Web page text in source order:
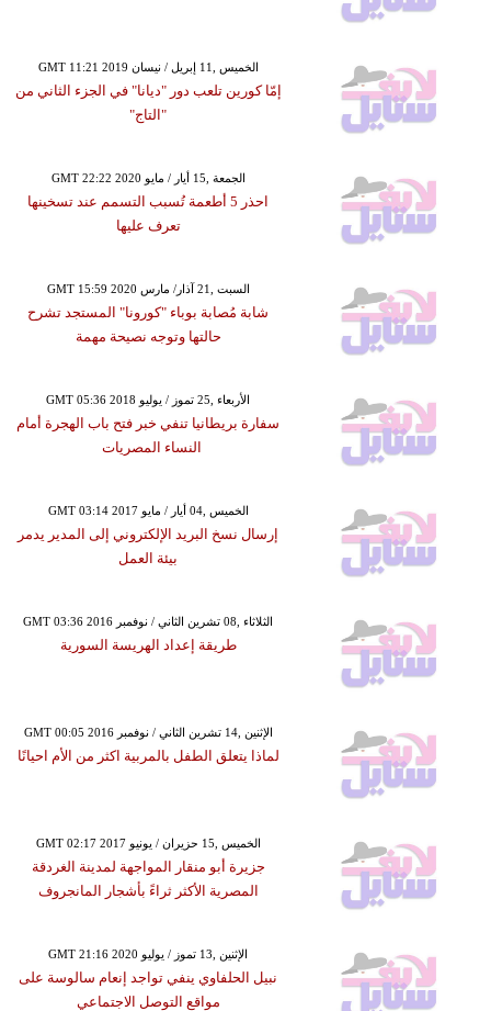
GMT 11:21 2019 الخميس ,11 إبريل / نيسان
إمّا كورين تلعب دور "ديانا" في الجزء الثاني من
"التاج"
GMT 22:22 2020 الجمعة ,15 أيار / مايو
احذر 5 أطعمة تُسبب التسمم عند تسخينها
تعرف عليها
GMT 15:59 2020 السبت ,21 آذار/ مارس
شابة مُصابة بوباء "كورونا" المستجد تشرح
حالتها وتوجه نصيحة مهمة
GMT 05:36 2018 الأربعاء ,25 تموز / يوليو
سفارة بريطانيا تنفي خبر فتح باب الهجرة أمام
النساء المصريات
GMT 03:14 2017 الخميس ,04 أيار / مايو
إرسال نسخ البريد الإلكتروني إلى المدير يدمر
بيئة العمل
GMT 03:36 2016 الثلاثاء ,08 تشرين الثاني / نوفمبر
طريقة إعداد الهريسة السورية
GMT 00:05 2016 الإثنين ,14 تشرين الثاني / نوفمبر
لماذا يتعلق الطفل بالمربية اكثر من الأم احيانًا
GMT 02:17 2017 الخميس ,15 حزيران / يونيو
جزيرة أبو منقار المواجهة لمدينة الغردقة
المصرية الأكثر ثراءً بأشجار المانجروف
GMT 21:16 2020 الإثنين ,13 تموز / يوليو
نبيل الحلفاوي ينفي تواجد إنعام سالوسة على
مواقع التوصل الاجتماعي